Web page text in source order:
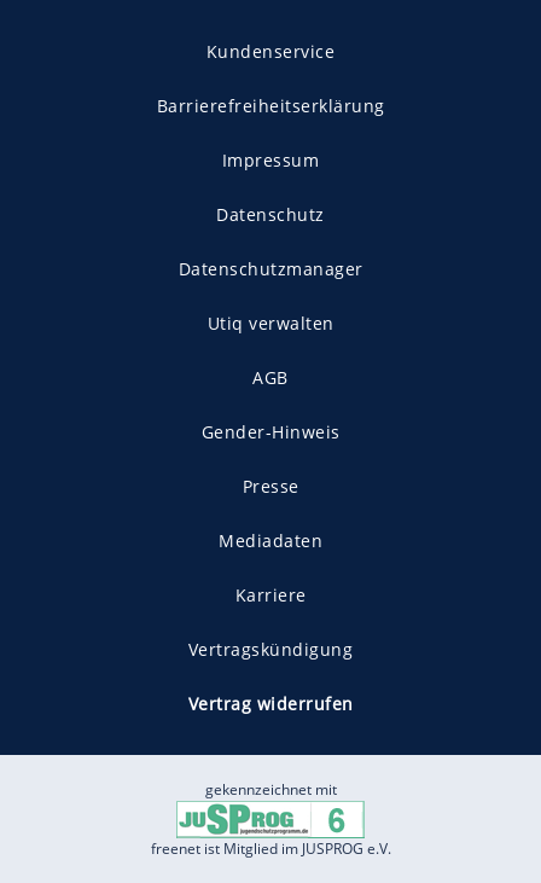
Kundenservice
Barrierefreiheitserklärung
Impressum
Datenschutz
Datenschutzmanager
Utiq verwalten
AGB
Gender-Hinweis
Presse
Mediadaten
Karriere
Vertragskündigung
Vertrag widerrufen
gekennzeichnet mit
freenet ist Mitglied im JUSPROG e.V.